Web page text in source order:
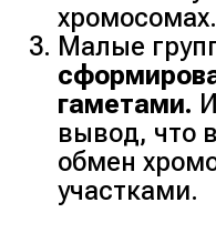
хромосомах.
Малые
гаметами.
вывод, что
обмен
участками.